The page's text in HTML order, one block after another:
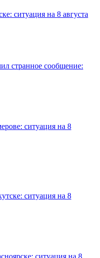
ситуация на 8 августа
странное сообщение:
ситуация на 8
ситуация на 8
ситуация на 8